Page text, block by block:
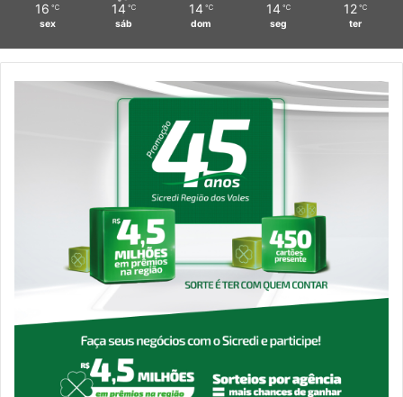
16 ℃
sex
14 ℃
sáb
14 ℃
dom
14 ℃
seg
12 ℃
ter